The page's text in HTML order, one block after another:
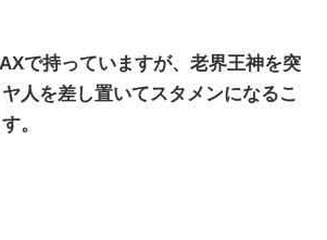
で持っていますが、老界王神を突
人を差し置いてスタメンになるこ
。